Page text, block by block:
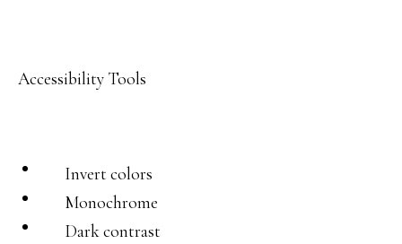
Accessibility Tools
Invert colors
Monochrome
Dark contrast